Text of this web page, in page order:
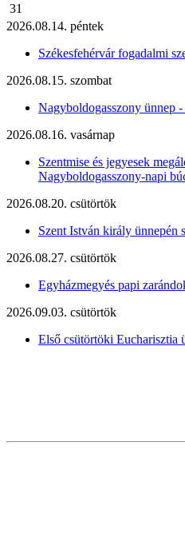
31
2026.08.14. péntek
Székesfehérvár fogadalmi
2026.08.15. szombat
Nagyboldogasszony ünnep -
2026.08.16. vasárnap
Szentmise és jegyesek
Nagyboldogasszony-napi
2026.08.20. csütörtök
Szent István király ünnepén
2026.08.27. csütörtök
Egyházmegyés papi
2026.09.03. csütörtök
Első csütörtöki Eucharisztia